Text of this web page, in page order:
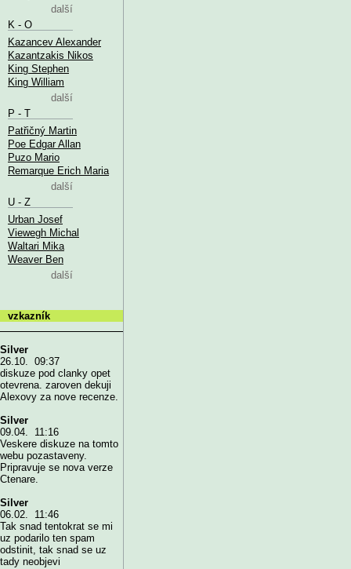
další
K - O
Kazancev Alexander
Kazantzakis Nikos
King Stephen
King William
další
P - T
Patřičný Martin
Poe Edgar Allan
Puzo Mario
Remarque Erich Maria
další
U - Z
Urban Josef
Viewegh Michal
Waltari Mika
Weaver Ben
další
vzkazník
Silver
26.10. 09:37
diskuze pod clanky opet
otevrena. zaroven dekuji
Alexovy za nove recenze.
Silver
09.04. 11:16
Veskere diskuze na tomto
webu pozastaveny.
Pripravuje se nova verze
Ctenare.
Silver
06.02. 11:46
Tak snad tentokrat se mi
uz podarilo ten spam
odstinit, tak snad se uz
tady neobjevi